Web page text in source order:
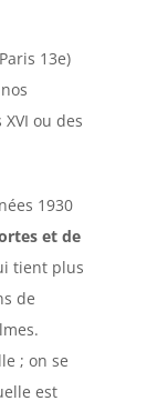
13e)
ou des
1930
et de
tient plus
de
; on se
est